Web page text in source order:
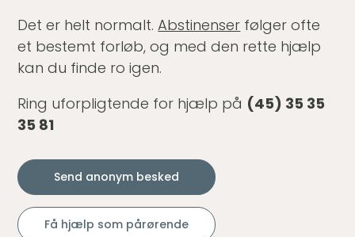
Det er helt normalt.Abstinenser følger ofte
et bestemt forløb, og med den rette hjælp
kan du finde ro igen.
Ring uforpligtende for hjælp på (45) 35 35
35 81
Send anonym besked
Få hjælp som pårørende